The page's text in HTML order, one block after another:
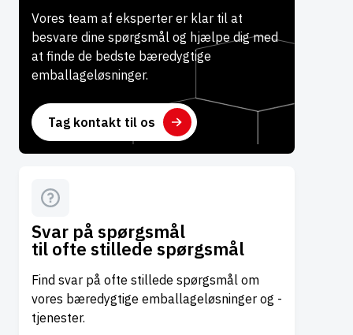
Vores team af eksperter er klar til at
besvare dine spørgsmål og hjælpe dig med
at finde de bedste bæredygtige
emballageløsninger.
Tag kontakt til os
Svar på spørgsmål
til ofte stillede spørgsmål
Find svar på ofte stillede spørgsmål om
vores bæredygtige emballageløsninger og -
tjenester.